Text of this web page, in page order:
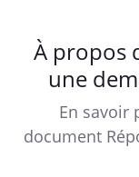
Veuillez
À propos
une
En savoir
document